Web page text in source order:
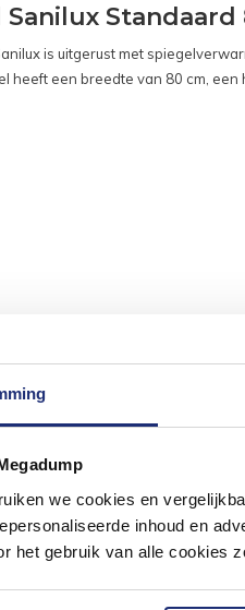
we cookies en
inhoud en
het gebruik van alle cookies
is uitgerust met
heeft een breedte van 80 cm, een